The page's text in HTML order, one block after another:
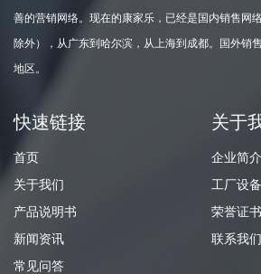
善的营销网络。现在的康家乐，已经是国内销售网
除外），从广东到哈尔滨，从上海到成都。国外销
地区。
快速链接
首页
关于我们
产品说明书
新闻资讯
常见问答
关于
企业简介
工厂设备
荣誉证书
联系我们